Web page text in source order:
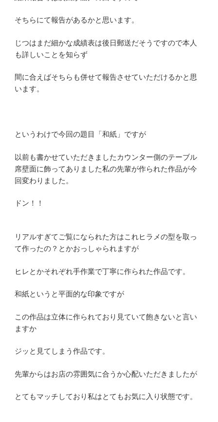
そちらにて報告があるかと思います。
じつはまだ細かな成績表は後日郵送だそうですので本人
も詳しいことを知らず
間に合えばそちらも併せて報告させていただけるかと思
います。
というわけで今回の題目「和紙」ですが
以前も書かせていただきましたカウンター側のテーブル
席壁面に飾ってありました私の先輩が作られた作品が今
回変わりました。
ドン！！
リアルすぎてご覧になられた方はこれヒラメの型を取っ
て作ったの？とかおっしゃられますが
ヒレとかそれぞれ手作業で丁寧に作られた作品です。
和紙というと平面的な印象ですが
この作品は立体に作られており見ていて飽きないと言い
ますか
ジッと見てしまう作品です。
先輩からはお店の雰囲気に合うか心配いただきましたが
とてもマッチしており私はとてもお気に入り状態です。